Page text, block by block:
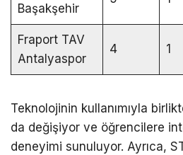
Başakşehir
Fraport TAV
Antalyaspor
4 1
Teknolojinin kullanımıyla
da değişiyor ve öğrencilere
deneyimi sunuluyor. Ayrıca,